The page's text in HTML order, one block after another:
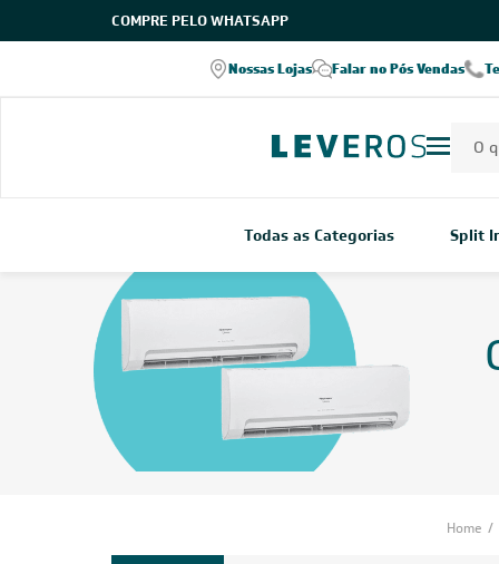
COMPRE PELO WHATSAPP
Nossas Lojas Falar no Pós Vendas
Todas as Categorias Split
Home /